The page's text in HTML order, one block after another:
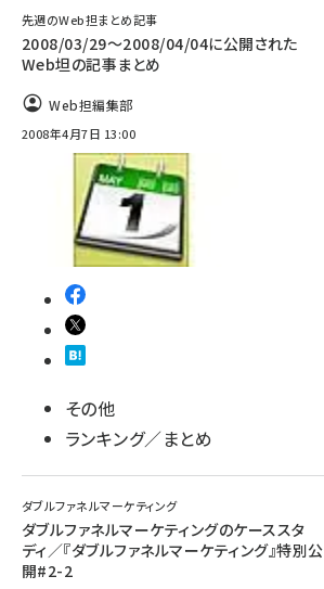
先週のWeb担まとめ記事
2008/03/29〜2008/04/04に公開された
Web坦の記事まとめ
Web担編集部
2008年4月7日 13:00
その他
ランキング／まとめ
ダブルファネルマーケティング
ダブルファネルマーケティングのケーススタ
ディ／『ダブルファネルマーケティング』特別公
開#2-2